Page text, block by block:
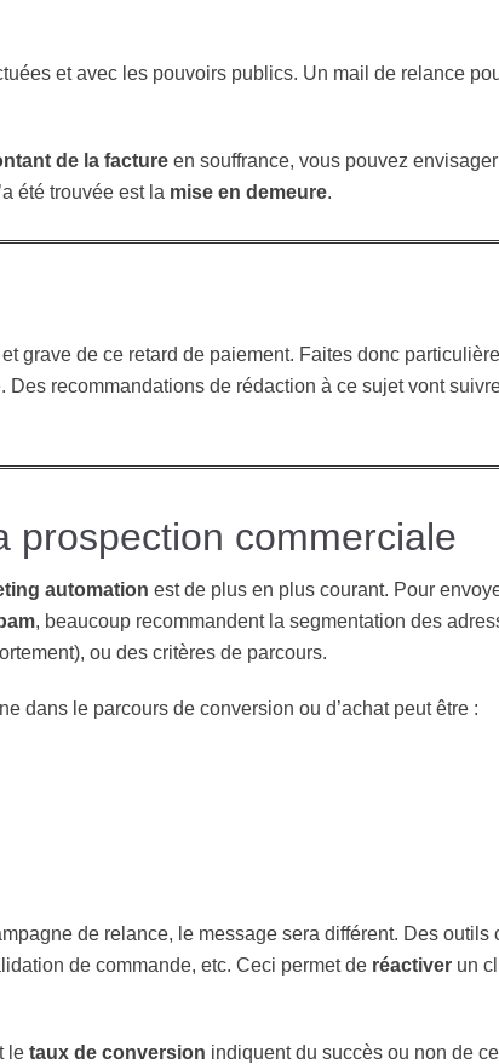
et avec les pouvoirs publics. Un mail de relance
de la facture en souffrance, vous pouvez
été trouvée est la mise en demeure.
grave de ce retard de paiement. Faites donc
recommandations de rédaction à ce sujet vont
prospection commerciale
automation est de plus en plus courant. Pour
, beaucoup recommandent la segmentation des
ou des critères de parcours.
dans le parcours de conversion ou d’achat peut être :
de relance, le message sera différent. Des outils
de commande, etc. Ceci permet de réactiver un
le taux de conversion indiquent du succès ou non de